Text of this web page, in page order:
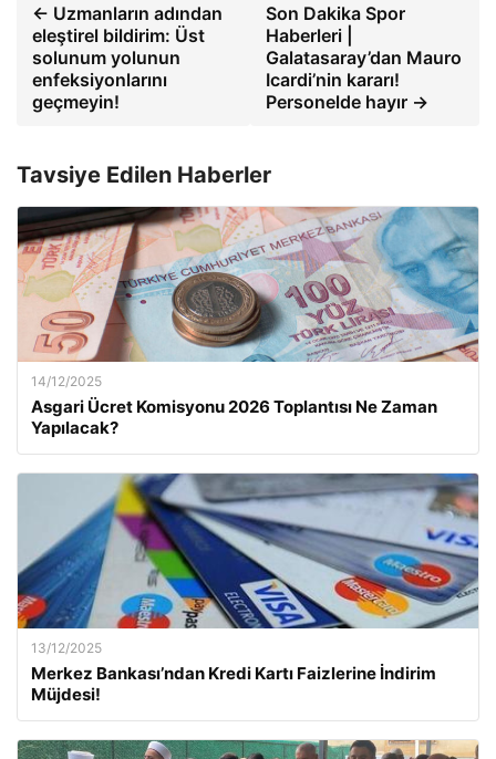
← Uzmanların adından
eleştirel bildirim: Üst
solunum yolunun
enfeksiyonlarını
geçmeyin!
Son Dakika Spor
Haberleri |
Galatasaray’dan Mauro
Icardi’nin kararı!
Personelde hayır →
Tavsiye Edilen Haberler
14/12/2025
Asgari Ücret Komisyonu 2026 Toplantısı Ne Zaman
Yapılacak?
13/12/2025
Merkez Bankası’ndan Kredi Kartı Faizlerine İndirim
Müjdesi!